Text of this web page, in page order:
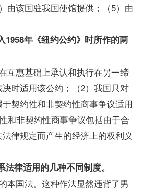
由该国驻我国使馆提供；（5）由
1958年《纽约公约》时所作的两
惠基础上承认和执行在另一缔
时适用该公约；（2）我国只对
契约性和非契约性商事争议适用
和非契约性商事争议包括由于合
律规定而产生的经济上的权利义
法律适用的几种不同制度。
国法。这种作法显然违背了男